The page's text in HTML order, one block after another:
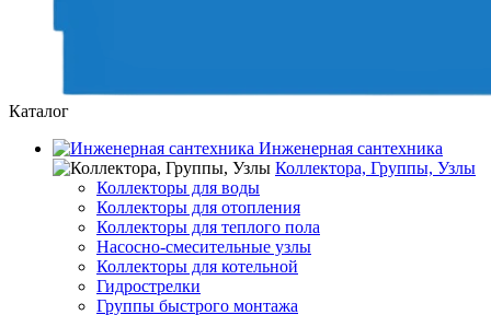
Каталог
Инженерная сантехника
Коллектора, Группы, Узлы
Коллекторы для воды
Коллекторы для отопления
Коллекторы для теплого пола
Насосно-смесительные узлы
Коллекторы для котельной
Гидрострелки
Группы быстрого монтажа